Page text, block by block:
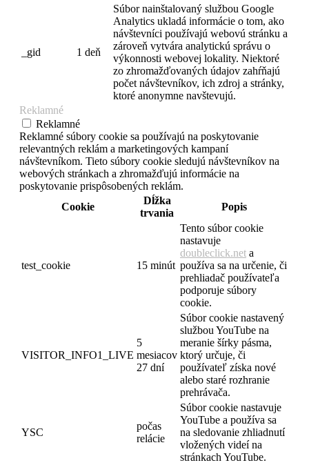
_gid 1 deň
Súbor nainštalovaný službou Google
Analytics ukladá informácie o tom, ako
návštevníci používajú webovú stránku a
zároveň vytvára analytickú správu o
výkonnosti webovej lokality. Niektoré
zo zhromažďovaných údajov zahŕňajú
počet návštevníkov, ich zdroj a stránky,
ktoré anonymne navštevujú.
Reklamné
Reklamné
Reklamné súbory cookie sa používajú na poskytovanie
relevantných reklám a marketingových kampaní
návštevníkom. Tieto súbory cookie sledujú návštevníkov na
webových stránkach a zhromažďujú informácie na
poskytovanie prispôsobených reklám.
Cookie
Dĺžka
trvania
Popis
test_cookie 15 minút
Tento súbor cookie
nastavuje
doubleclick.net a
používa sa na určenie, či
prehliadač používateľa
podporuje súbory
cookie.
VISITOR_INFO1_LIVE
5
mesiacov
27 dní
Súbor cookie nastavený
službou YouTube na
meranie šírky pásma,
ktorý určuje, či
používateľ získa nové
alebo staré rozhranie
prehrávača.
YSC
počas
relácie
Súbor cookie nastavuje
YouTube a používa sa
na sledovanie zhliadnutí
vložených videí na
stránkach YouTube.